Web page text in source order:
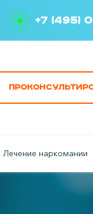
+7 (495)
Лечение наркомании